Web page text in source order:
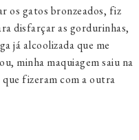
os gatos bronzeados, fiz
disfarçar as gordurinhas,
já alcoolizada que me
minha maquiagem saiu na
fizeram com a outra